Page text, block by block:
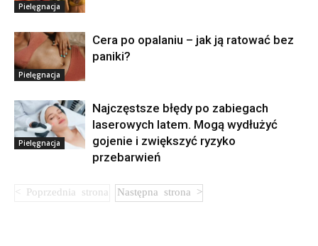
Pielęgnacja
Pielęgnacja
Cera po opalaniu – jak ją ratować bez
paniki?
Pielęgnacja
Najczęstsze błędy po zabiegach
laserowych latem. Mogą wydłużyć
gojenie i zwiększyć ryzyko
przebarwień